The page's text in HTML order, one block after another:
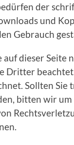
der
und
Gebrauch
auf dieser
Dritter
Sollten
bitten wir